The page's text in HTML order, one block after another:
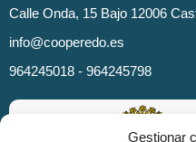
Gestionar
Calle Onda, 15 Bajo 12006
info@cooperedo.es
964245018 - 964245798